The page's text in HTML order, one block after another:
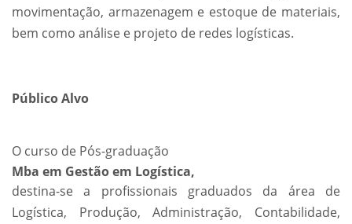
movimentação, armazenagem e estoque de materiais,
bem como análise e projeto de redes logísticas.
Público Alvo
O curso de Pós-graduação
Mba em Gestão em Logística,
destina-se a profissionais graduados da área de
Logística, Produção, Administração, Contabilidade,